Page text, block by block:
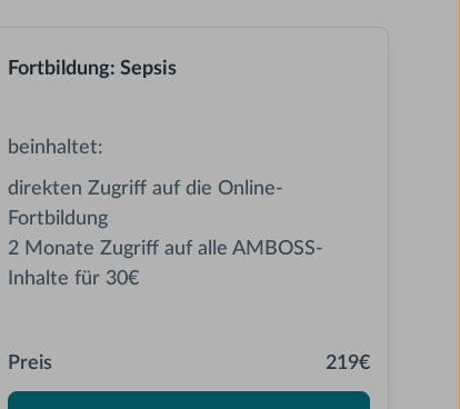
Fortbildung: Sepsis
beinhaltet:
direkten Zugriff auf die Online-
Fortbildung
2 Monate Zugriff auf alle AMBOSS-
Inhalte für 30€
Preis 219€